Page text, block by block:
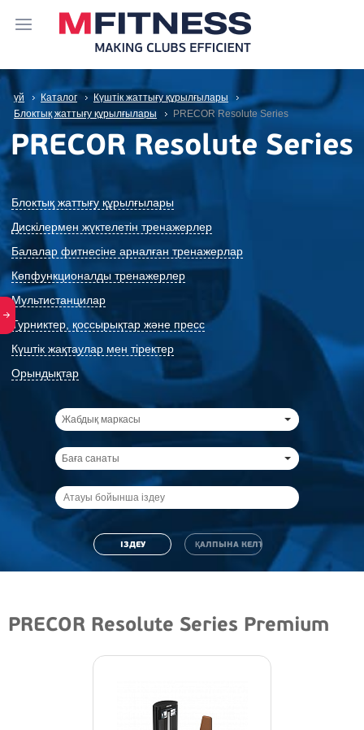
үй Каталог
Күштік жаттығу құрылғылары
Блоктық жаттығу құрылғылары
PRECOR Resolute Series
PRECOR Resolute Series
Блоктық жаттығу құрылғылары
Дискілермен жүктелетін тренажерлер
Балалар фитнесіне арналған тренажерлар
Көпфункционалды тренажерлер
Мультистанцилар
Турниктер, қоссырықтар және пресс
Күштік жақтаулар мен тіректер
Орындықтар
Жабдық маркасы
Баға санаты
PRECOR Resolute Series Premium